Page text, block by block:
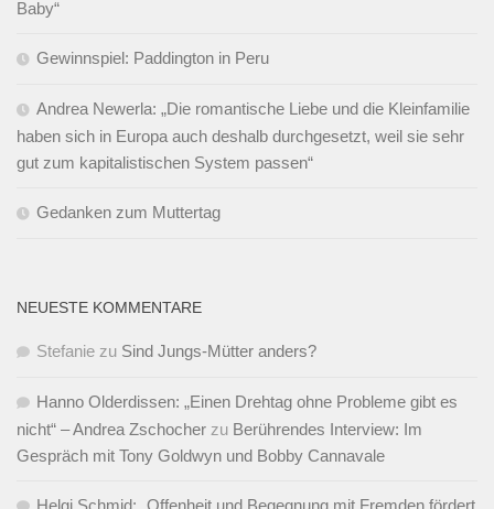
Baby“
Gewinnspiel: Paddington in Peru
Andrea Newerla: „Die romantische Liebe und die Kleinfamilie
haben sich in Europa auch deshalb durchgesetzt, weil sie sehr
gut zum kapitalistischen System passen“
Gedanken zum Muttertag
NEUESTE KOMMENTARE
Stefanie zu Sind Jungs-Mütter anders?
Hanno Olderdissen: „Einen Drehtag ohne Probleme gibt es
nicht“ – Andrea Zschocher zu Berührendes Interview: Im
Gespräch mit Tony Goldwyn und Bobby Cannavale